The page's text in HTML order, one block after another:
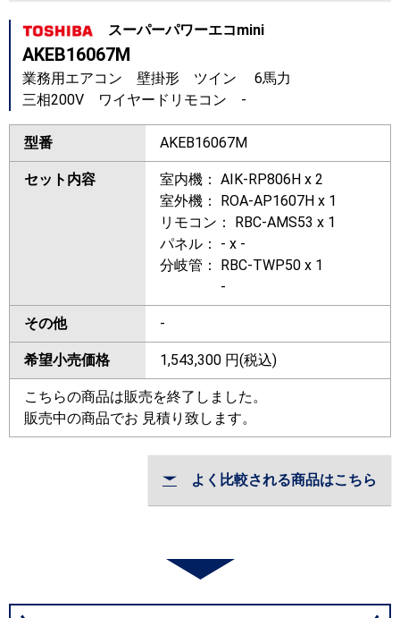
スーパーパワーエコmini
AKEB16067M
業務用エアコン 壁掛形 ツイン 6馬力
三相200V ワイヤードリモコン -
型番 AKEB16067M
セット内容
室内機： AIK-RP806H x 2
室外機： ROA-AP1607H x 1
リモコン： RBC-AMS53 x 1
パネル： - x -
分岐管： RBC-TWP50 x 1
-
その他 -
希望小売価格 1,543,300 円(税込)
こちらの商品は販売を終了しました。
販売中の商品でお 見積り致します。
よく比較される商品はこちら